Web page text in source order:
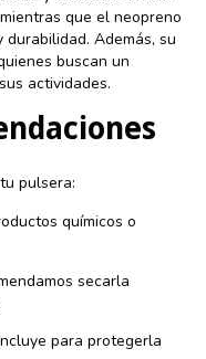
que el neopreno
Además, su
buscan un
actividades.
pulsera:
químicos o
secarla
para protegerla